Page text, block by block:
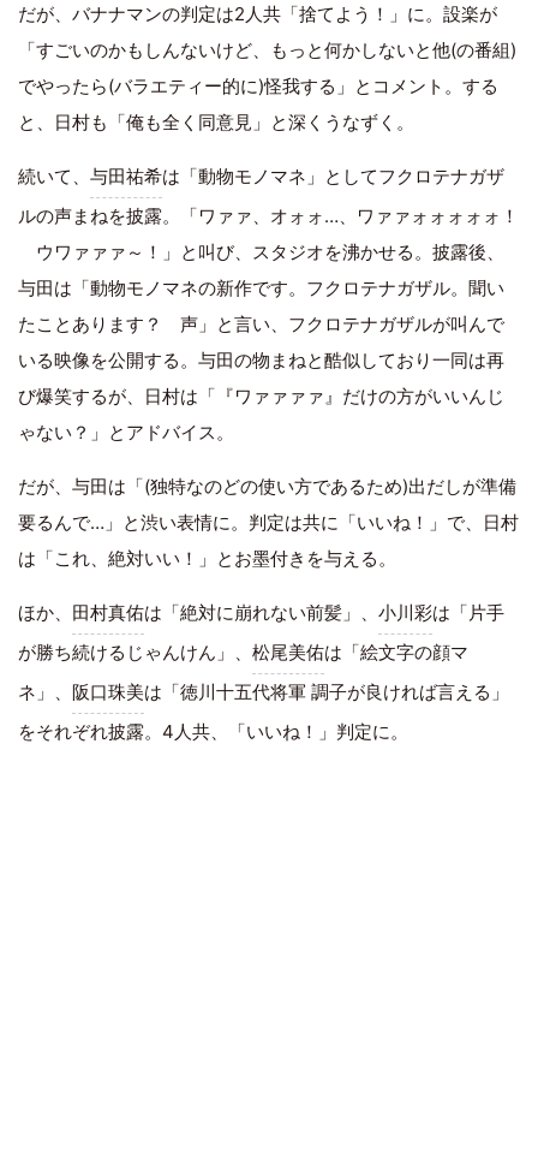
だが、バナナマンの判定は2人共「捨てよう！」に。設楽が
「すごいのかもしんないけど、もっと何かしないと他(の番組)
でやったら(バラエティー的に)怪我する」とコメント。する
と、日村も「俺も全く同意見」と深くうなずく。
続いて、 与田祐希は「動物モノマネ」としてフクロテナガザ
ルの声まねを披露。「ワァァ、オォォ…、ワァァォォォォォ！
ウワァァァ～！」と叫び、スタジオを沸かせる。披露後、
与田は「動物モノマネの新作です。フクロテナガザル。聞い
たことあります？ 声」と言い、フクロテナガザルが叫んで
いる映像を公開する。与田の物まねと酷似しており一同は再
び爆笑するが、日村は「『ワァァァァ』だけの方がいいんじ
ゃない？」とアドバイス。
だが、与田は「(独特なのどの使い方であるため)出だしが準備
要るんで…」と渋い表情に。判定は共に「いいね！」で、日村
は「これ、絶対いい！」とお墨付きを与える。
ほか、 田村真佑は「絶対に崩れない前髪」、 小川彩は「片手
が勝ち続けるじゃんけん」、 松尾美佑は「絵文字の顔マ
ネ」、 阪口珠美は「徳川十五代将軍 調子が良ければ言える」
をそれぞれ披露。4人共、「いいね！」判定に。